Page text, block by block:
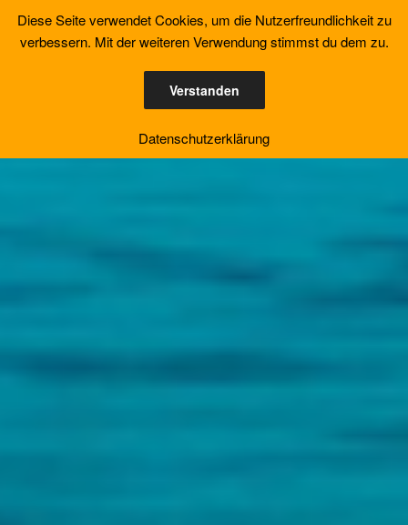
Inhalt
springen
Diese Seite verwendet Cookies, um die Nutzerfreundlichkeit zu
verbessern. Mit der weiteren Verwendung stimmst du dem zu.
Verstanden
Datenschutzerklärung